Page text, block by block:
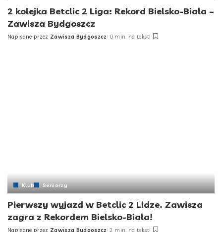
2 kolejka Betclic 2 Liga: Rekord Bielsko-Biała –
Zawisza Bydgoszcz
Napisane przez Zawisza Bydgoszcz 0 min. na tekst
Klub Seniorzy
Pierwszy wyjazd w Betclic 2 Lidze. Zawisza
zagra z Rekordem Bielsko-Biała!
Napisane przez Zawisza Bydgoszcz 2 min. na tekst